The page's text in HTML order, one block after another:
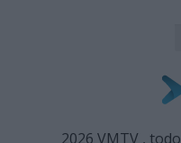
2026 VMTV ,